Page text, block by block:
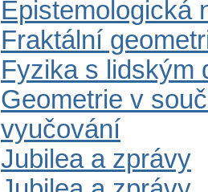
Epistemologická
Fraktální
Fyzika s lidským
Geometrie v
vyučování
Jubilea a zprávy